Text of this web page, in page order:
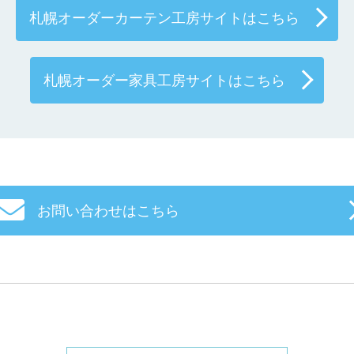
札幌オーダーカーテン工房サイトはこちら
札幌オーダー家具工房サイトはこちら
お問い合わせはこちら